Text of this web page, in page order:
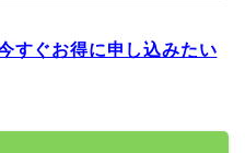
すぐお得に申し込みたい